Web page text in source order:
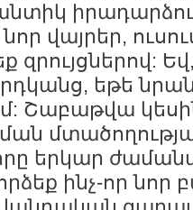
վայրեր,
զրույցներով:
եթե
Շաբաթվա
երկար
ինչ-որ նոր